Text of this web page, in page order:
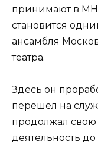
принимают в
становится
ансамбля
театра.
Здесь он
перешел на
продолжал
деятельность до